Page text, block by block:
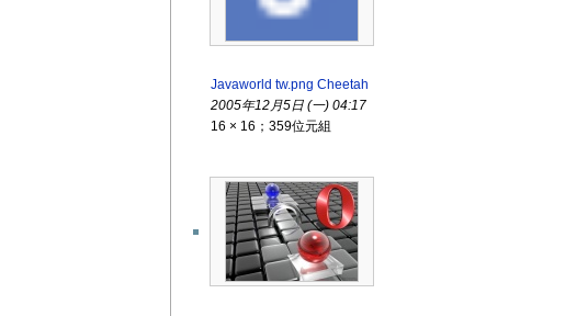
Javaworld tw.png Cheetah
2005年12月5日 (一) 04:17
16 × 16；359位元組